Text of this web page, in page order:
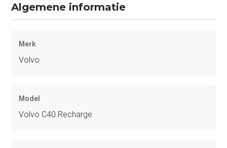
Algemene informatie
Merk
Volvo
Model
Volvo C40 Recharge